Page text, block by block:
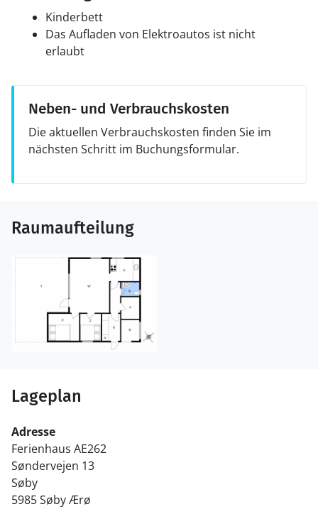
Kinderbett
Das Aufladen von Elektroautos ist nicht
erlaubt
Neben- und Verbrauchskosten
Die aktuellen Verbrauchskosten finden Sie im
nächsten Schritt im Buchungsformular.
Raumaufteilung
Lageplan
Adresse
Ferienhaus AE262
Søndervejen 13
Søby
5985 Søby Ærø